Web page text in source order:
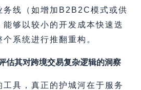
务线（如增加B2B2C模式或供
够以较小的开发成本快速迭
系统进行推翻重构。
估其对跨境交易复杂逻辑的洞察
具，真正的护城河在于服务